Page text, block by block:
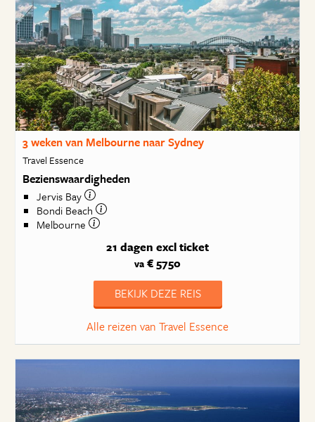
3 weken van Melbourne naar Sydney
Travel Essence
Bezienswaardigheden
Jervis Bay
Bondi Beach
Melbourne
21 dagen excl ticket
va € 5750
BEKIJK DEZE REIS
Alle reizen van Travel Essence